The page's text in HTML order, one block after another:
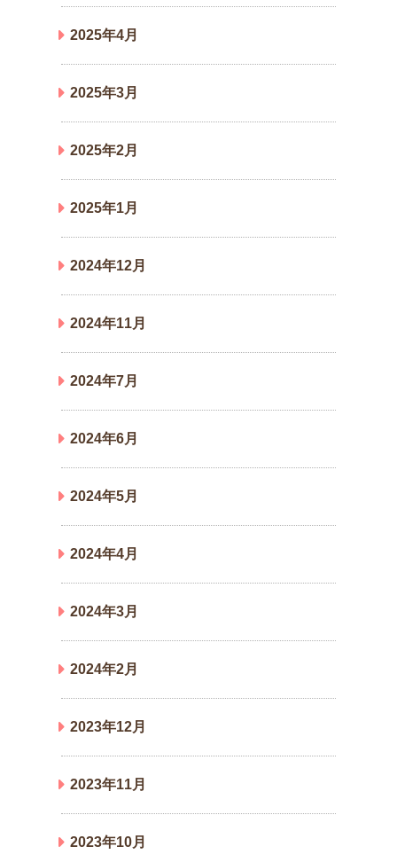
2025年4月
2025年3月
2025年2月
2025年1月
2024年12月
2024年11月
2024年7月
2024年6月
2024年5月
2024年4月
2024年3月
2024年2月
2023年12月
2023年11月
2023年10月